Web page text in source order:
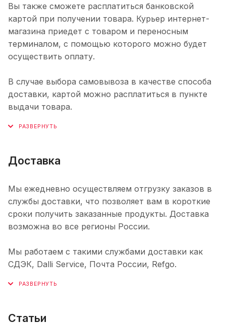
Вы также сможете расплатиться банковской
картой при получении товара. Курьер интернет-
магазина приедет с товаром и переносным
терминалом, с помощью которого можно будет
осуществить оплату.
В случае выбора самовывоза в качестве способа
доставки, картой можно расплатиться в пункте
выдачи товара.
Доставка
Мы ежедневно осуществляем отгрузку заказов в
службы доставки, что позволяет вам в короткие
сроки получить заказанные продукты. Доставка
возможна во все регионы России.
Мы работаем с такими службами доставки как
СДЭК, Dalli Service, Почта России, Refgo.
Статьи